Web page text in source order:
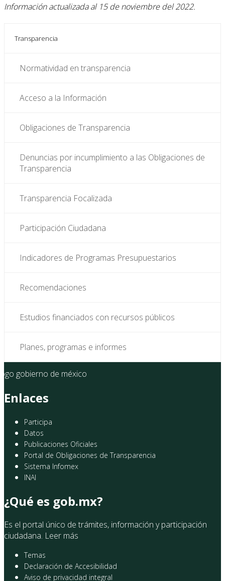
Información actualizada al 15 de noviembre del 2022.
Transparencia
Normatividad en transparencia
Acceso a la Información
Obligaciones de Transparencia
Denuncias por incumplimiento a las Obligaciones de
Transparencia
Transparencia Focalizada
Participación Ciudadana
Indicadores de Programas Presupuestarios
Recomendaciones
Estudios financiados con recursos públicos
Planes, programas e informes
Enlaces
Participa
Datos
Publicaciones Oficiales
Portal de Obligaciones de Transparencia
Sistema Infomex
INAI
¿Qué es gob.mx?
Es el portal único de trámites, información y participación
ciudadana. Leer más
Temas
Declaración de Accesibilidad
Aviso de privacidad integral